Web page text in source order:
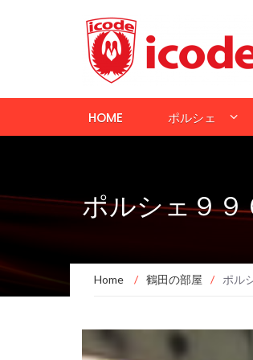
HOME ポルシェ
ポルシェ９
Home / 鶴田の部屋 / ポル